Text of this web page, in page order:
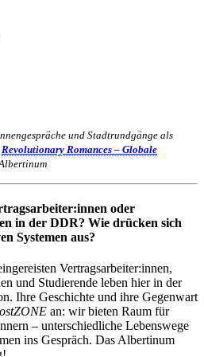
und Stadtrundgänge als
Revolutionary Romances – Globale
oder
in der DDR? Wie drücken sich
Systemen aus?
Vertragsarbeiter:innen,
und Studierende leben hier in der
Ihre Geschichte und ihre Gegenwart
ostZONE an: wir bieten Raum für
– unterschiedliche Lebenswege
ins Gespräch. Das Albertinum